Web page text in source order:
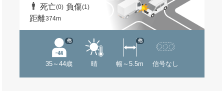
死亡(0) 負傷(1)
距離374m
35～44歳
他
晴 幅～5.5m
他
信号なし